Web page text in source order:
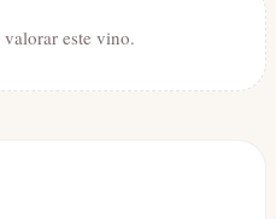
este vino.